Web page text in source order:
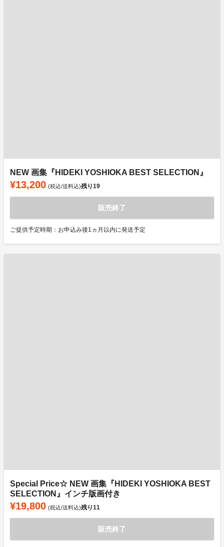
NEW 画集『HIDEKI YOSHIOKA BEST SELECTION』
¥13,200 (税込/送料込)残り19
販売終了
ご提供予定時期：お申込み後1ヵ月以内に発送予定
Special Price☆ NEW 画集『HIDEKI YOSHIOKA BEST
SELECTION』インチ版画付き
¥19,800 (税込/送料込)残り11
販売終了